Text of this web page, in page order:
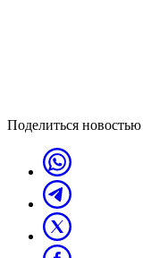
Поделиться новостью